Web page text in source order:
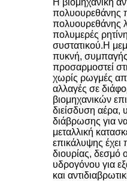
πολυουρεθάνης
πολυουρεθάνης
πολυμερές
συστατικού.Η
πυκνή, συμπαγής
προσαρμοστεί
χωρίς ρωγμές
αλλαγές σε
βιομηχανικών
διείσδυση αέρα,
διάβρωσης για
μεταλλική
επικάλυψης
διουρίας, δεσμό
υδρογόνου για
και